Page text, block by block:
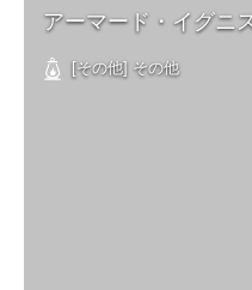
アーマード・イグニ
[その他] その他